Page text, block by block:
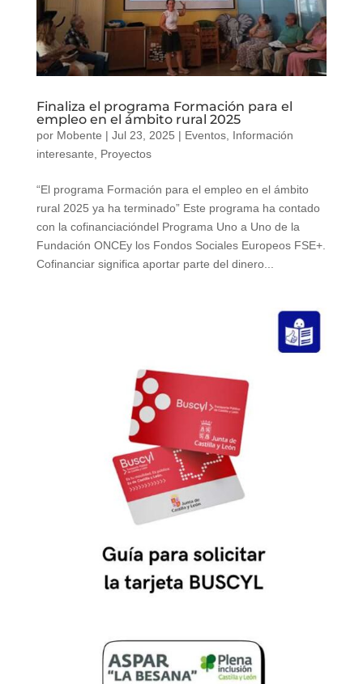
Finaliza el programa Formación para el
empleo en el ámbito rural 2025
por Mobente | Jul 23, 2025 | Eventos, Información
interesante
Proyectos
“El programa Formación para el empleo en el ámbito
rural 2025 ya ha terminado” Este programa ha contado
con la cofinanciacióndel Programa Uno a Uno de la
Fundación ONCEy los Fondos Sociales Europeos FSE+.
Cofinanciar significa aportar parte del dinero...